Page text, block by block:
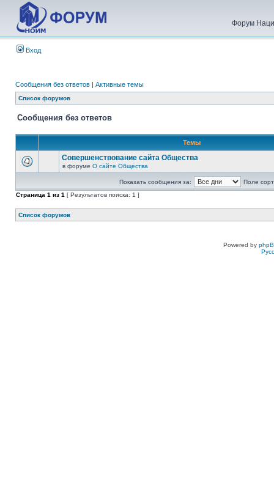
Форум
Вход
Сообщения без ответов | Активные темы
Список форумов
Сообщения без ответов
Темы
Совершенствование сайта Общества
в форуме О сайте Общества
Показать сообщения за:
Поле
Страница 1 из 1 [ Результатов поиска: 1 ]
Список форумов
Powered by